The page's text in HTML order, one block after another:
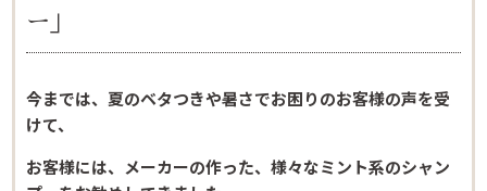
ー」
今までは、夏のベタつきや暑さでお困りのお客様の声を受
けて、
お客様には、メーカーの作った、様々なミント系のシャン